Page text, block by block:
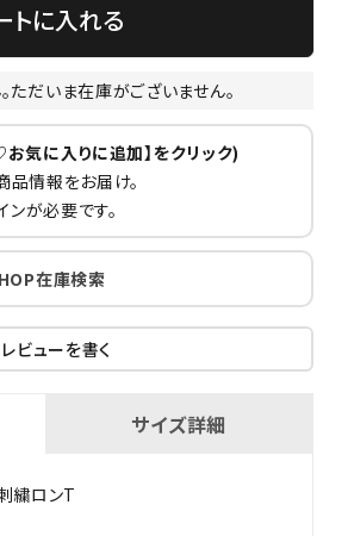
トに入れる
ただいま在庫がございません。
気に入りに追加】をクリック)
品情報をお届け。
が必要です。
在庫検索
レビューを書く
サイズ詳細
繍ロンT